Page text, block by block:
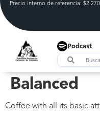
Precio interno de referencia:
Podcast
Balanced
Coffee with all its basic